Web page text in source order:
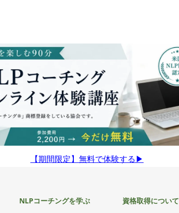
【期間限定】無料で体験する▶︎
NLPコーチングを学ぶ 資格取得について